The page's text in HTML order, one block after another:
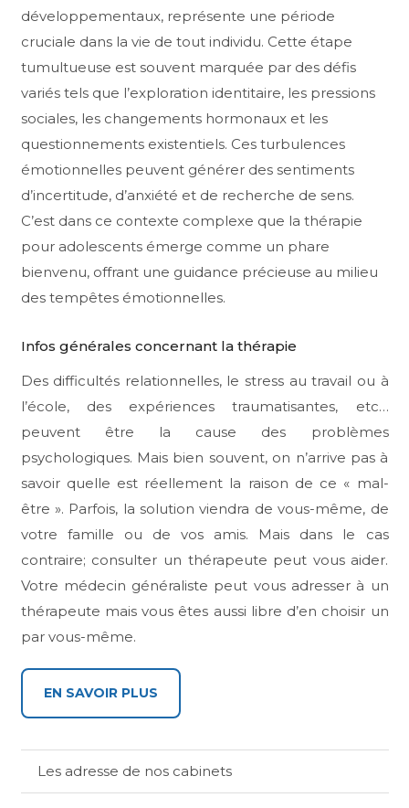
développementaux, représente une période
cruciale dans la vie de tout individu. Cette étape
tumultueuse est souvent marquée par des défis
variés tels que l’exploration identitaire, les pressions
sociales, les changements hormonaux et les
questionnements existentiels. Ces turbulences
émotionnelles peuvent générer des sentiments
d’incertitude, d’anxiété et de recherche de sens.
C’est dans ce contexte complexe que la thérapie
pour adolescents émerge comme un phare
bienvenu, offrant une guidance précieuse au milieu
des tempêtes émotionnelles.
Infos générales concernant la thérapie
Des difficultés relationnelles, le stress au travail ou à
l’école, des expériences traumatisantes, etc…
peuvent être la cause des problèmes
psychologiques. Mais bien souvent, on n’arrive pas à
savoir quelle est réellement la raison de ce « mal-
être ». Parfois, la solution viendra de vous-même, de
votre famille ou de vos amis. Mais dans le cas
contraire; consulter un thérapeute peut vous aider.
Votre médecin généraliste peut vous adresser à un
thérapeute mais vous êtes aussi libre d’en choisir un
par vous-même.
EN SAVOIR PLUS
Les adresse de nos cabinets